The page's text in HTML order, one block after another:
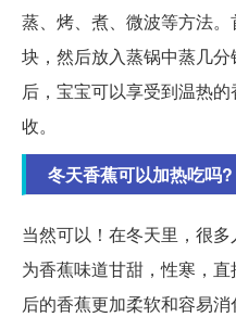
蒸、烤、煮、微波等方法
块，然后放入蒸锅中蒸几
后，宝宝可以享受到温热
收。
冬天香蕉可以加热吃吗?
当然可以！在冬天里，很
为香蕉味道甘甜，性寒，
后的香蕉更加柔软和容易